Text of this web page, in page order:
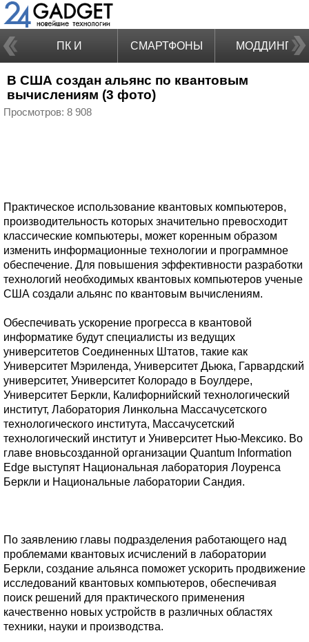
ПК И
НОУТБУКИ
СМАРТФОНЫ МОДДИНГ
В США создан альянс по квантовым
вычислениям (3 фото)
Просмотров: 8 908
Практическое использование квантовых компьютеров,
производительность которых значительно превосходит
классические компьютеры, может коренным образом
изменить информационные технологии и программное
обеспечение. Для повышения эффективности разработки
технологий необходимых квантовых компьютеров ученые
США создали альянс по квантовым вычислениям.
Обеспечивать ускорение прогресса в квантовой
информатике будут специалисты из ведущих
университетов Соединенных Штатов, такие как
Университет Мэриленда, Университет Дьюка, Гарвардский
университет, Университет Колорадо в Боулдере,
Университет Беркли, Калифорнийский технологический
институт, Лаборатория Линкольна Массачусетского
технологического института, Массачусетский
технологический институт и Университет Нью-Мексико. Во
главе вновьсозданной организации Quantum Information
Edge выступят Национальная лаборатория Лоуренса
Беркли и Национальные лаборатории Сандия.
По заявлению главы подразделения работающего над
проблемами квантовых исчислений в лаборатории
Беркли, создание альянса поможет ускорить продвижение
исследований квантовых компьютеров, обеспечивая
поиск решений для практического применения
качественно новых устройств в различных областях
техники, науки и производства.